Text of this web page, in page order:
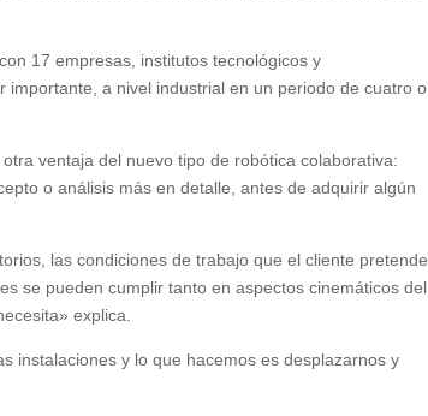
17 empresas, institutos tecnológicos y
a nivel industrial en un periodo de cuatro o
ventaja del nuevo tipo de robótica colaborativa:
o análisis más en detalle, antes de adquirir algún
las condiciones de trabajo que el cliente pretende
se pueden cumplir tanto en aspectos cinemáticos del
explica.
instalaciones y lo que hacemos es desplazarnos y